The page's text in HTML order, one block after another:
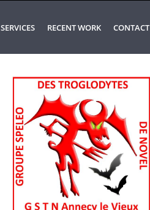
SERVICES RECENT WORK CONTACT